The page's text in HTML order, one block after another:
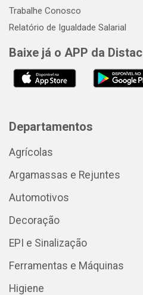
Trabalhe Conosco
Relatório de Igualdade Salarial
Baixe já o APP da Distac
Departamentos
Agrícolas
Argamassas e Rejuntes
Automotivos
Decoração
EPI e Sinalização
Ferramentas e Máquinas
Higiene